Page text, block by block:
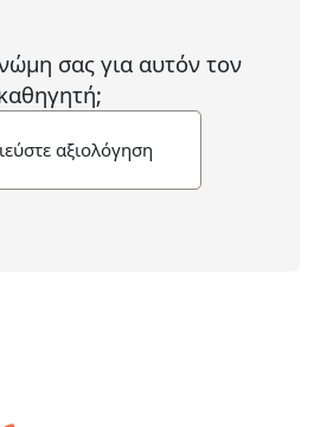
σας για αυτόν τον
αξιολόγηση